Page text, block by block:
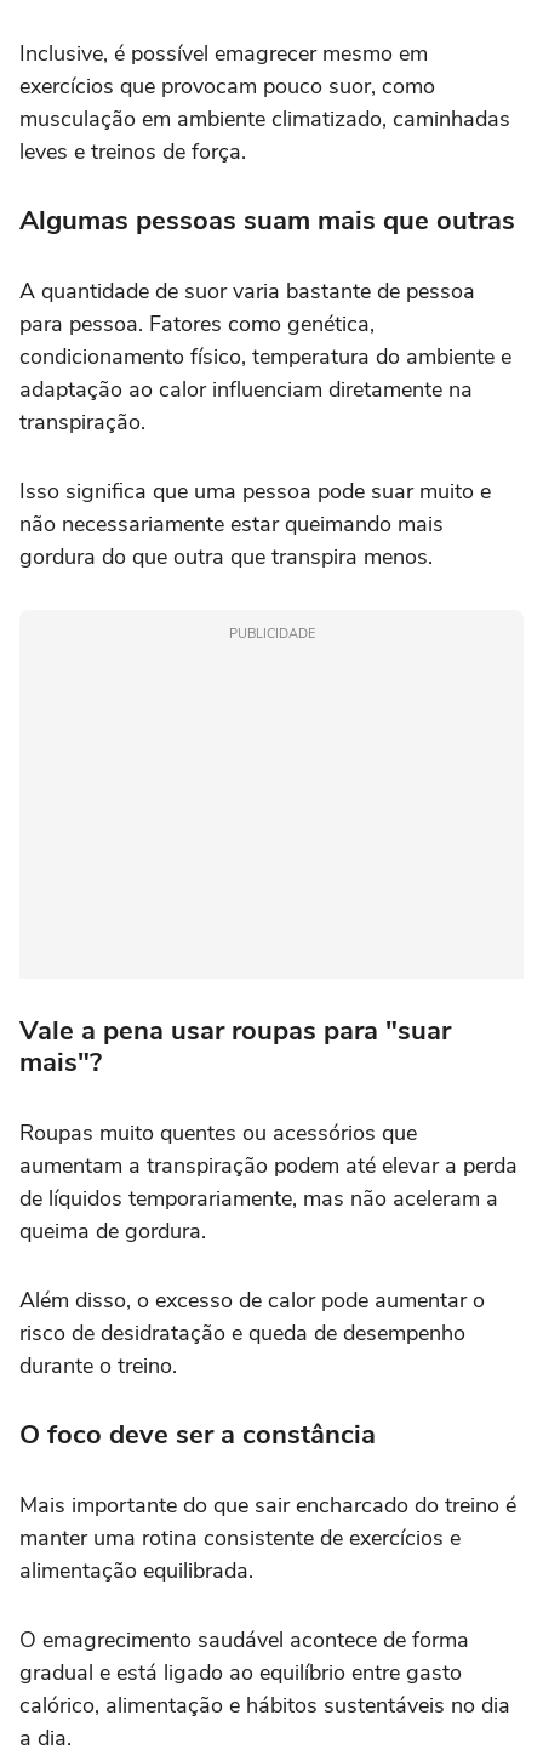
Inclusive, é possível emagrecer mesmo em
exercícios que provocam pouco suor, como
musculação em ambiente climatizado, caminhadas
leves e treinos de força.
Algumas pessoas suam mais que outras
A quantidade de suor varia bastante de pessoa
para pessoa. Fatores como genética,
condicionamento físico, temperatura do ambiente e
adaptação ao calor influenciam diretamente na
transpiração.
Isso significa que uma pessoa pode suar muito e
não necessariamente estar queimando mais
gordura do que outra que transpira menos.
PUBLICIDADE
Vale a pena usar roupas para "suar
mais"?
Roupas muito quentes ou acessórios que
aumentam a transpiração podem até elevar a perda
de líquidos temporariamente, mas não aceleram a
queima de gordura.
Além disso, o excesso de calor pode aumentar o
risco de desidratação e queda de desempenho
durante o treino.
O foco deve ser a constância
Mais importante do que sair encharcado do treino é
manter uma rotina consistente de exercícios e
alimentação equilibrada.
O emagrecimento saudável acontece de forma
gradual e está ligado ao equilíbrio entre gasto
calórico, alimentação e hábitos sustentáveis no dia
a dia.